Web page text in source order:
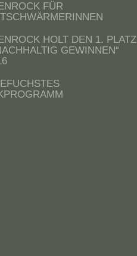
FÜR
HOLT DEN 1. PLATZ
GEWINNEN“